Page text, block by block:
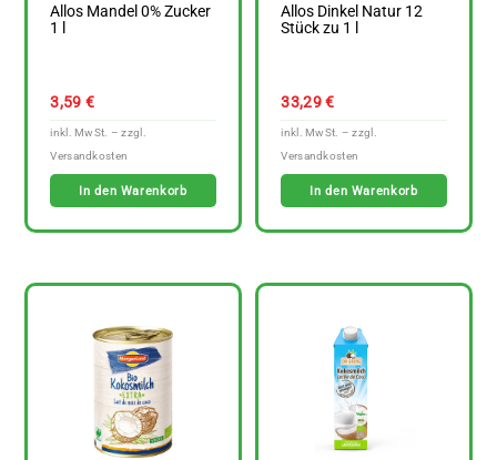
Allos Mandel 0% Zucker
1 l
3,59 €
In den Warenkorb
Allos Dinkel Natur 12
Stück zu 1 l
33,29€
In den Warenkorb